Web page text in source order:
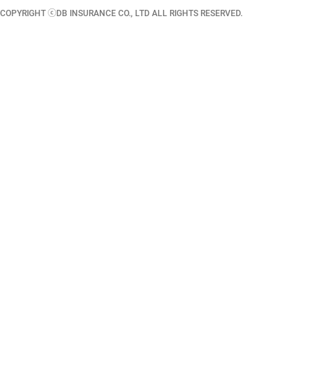
COPYRIGHT ⓒDB INSURANCE CO., LTD ALL RIGHTS RESERVED.